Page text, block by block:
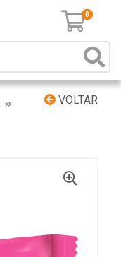
0
VOLTAR